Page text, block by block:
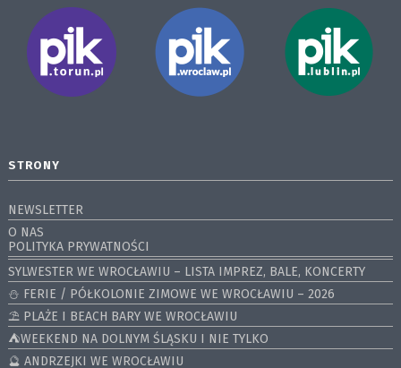
STRONY
NEWSLETTER
O NAS
POLITYKA PRYWATNOŚCI
SYLWESTER WE WROCŁAWIU – LISTA IMPREZ, BALE, KONCERTY
⛄️ FERIE / PÓŁKOLONIE ZIMOWE WE WROCŁAWIU – 2026
⛱️ PLAŻE I BEACH BARY WE WROCŁAWIU
⛺️WEEKEND NA DOLNYM ŚLĄSKU I NIE TYLKO
🔮 ANDRZEJKI WE WROCŁAWIU